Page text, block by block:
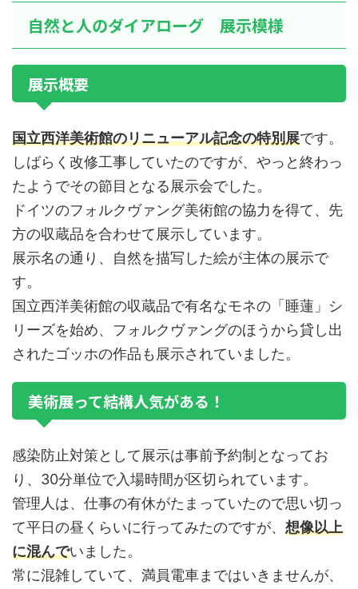
自然と人のダイアローグ 展示模様
展示概要
国立西洋美術館のリニューアル記念の特別展です。
しばらく改修工事していたのですが、やっと終わっ
たようでその節目となる展示会でした。
ドイツのフォルクヴァング美術館の協力を得て、先
方の収蔵品を合わせて展示しています。
展示名の通り、自然を描写した絵が主体の展示で
す。
国立西洋美術館の収蔵品で有名なモネの「睡蓮」シ
リーズを始め、フォルクヴァングのほうから貸し出
されたゴッホの作品も展示されていました。
美術展って結構人気がある！
感染防止対策として展示は事前予約制となってお
り、30分単位で入場時間が区切られています。
管理人は、仕事の有休がたまっていたので思い切っ
て平日の昼くらいに行ってみたのですが、 想像以上
に混んでいました。
常に混雑していて、満員電車まではいきませんが、